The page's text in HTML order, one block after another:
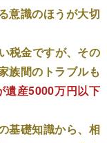
意識のほうが大切
税金ですが、その
族間のトラブルも
遺産5000万円以下
基礎知識から、相